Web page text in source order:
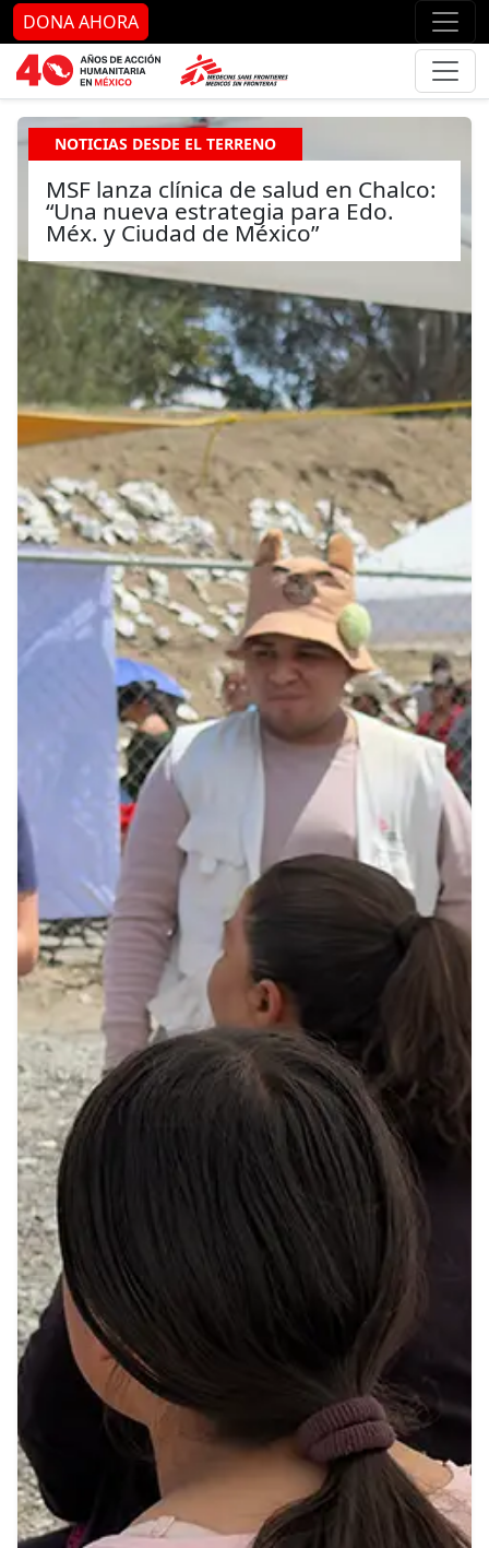
Ir al contenido principal Ir
DONA AHORA
NOTICIAS DESDE EL TERRENO
MSF lanza clínica de salud en Chalco:
“Una nueva estrategia para Edo.
Méx. y Ciudad de México”